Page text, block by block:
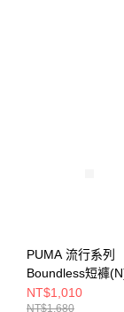
PUMA 流行系列
Boundless短褲
女 短褲
NT$1,010
NT$1,680